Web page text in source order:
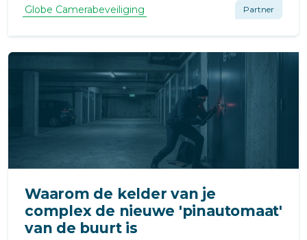
binnenshuis. Geen cloud-risico’s, maar scherp
beeld en end-to-end beveiliging voor optimale
privacy en bewijslast.
Globe Camerabeveiliging Partner
Waarom de kelder van je
complex de nieuwe 'pinautomaat'
van de buurt is